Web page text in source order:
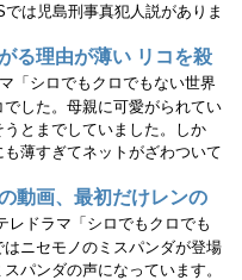
は児島刑事真犯人説がありま
る理由が薄い リコを殺
「シロでもクロでもない世界
した。母親に可愛がられてい
とまでしていました。しか
薄すぎてネットがざわついて
動画、最初だけレンの
レドラマ「シロでもクロでも
ニセモノのミスパンダが登場
パンダの声になっています。